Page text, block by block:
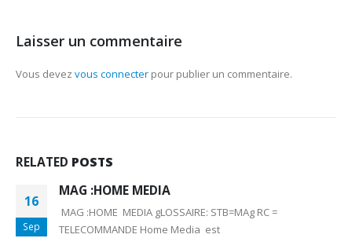
Laisser un commentaire
Vous devez vous connecter pour publier un commentaire.
RELATED POSTS
16
Sep
MAG :HOME MEDIA
MAG :HOME MEDIA gLOSSAIRE: STB=MAg RC =
TELECOMMANDE Home Media est